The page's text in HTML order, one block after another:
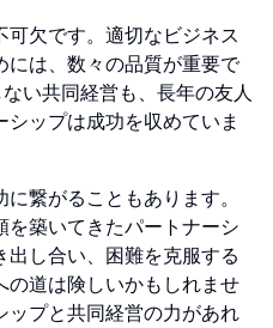
欠です。適切なビジネス
には、数々の品質が重要で
い共同経営も、長年の友人
ップは成功を収めていま
繋がることもあります。
築いてきたパートナーシ
出し合い、困難を克服する
の道は険しいかもしれませ
ップと共同経営の力があれ